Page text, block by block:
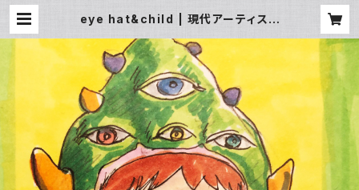
eye hat&child | 現代アーティスト